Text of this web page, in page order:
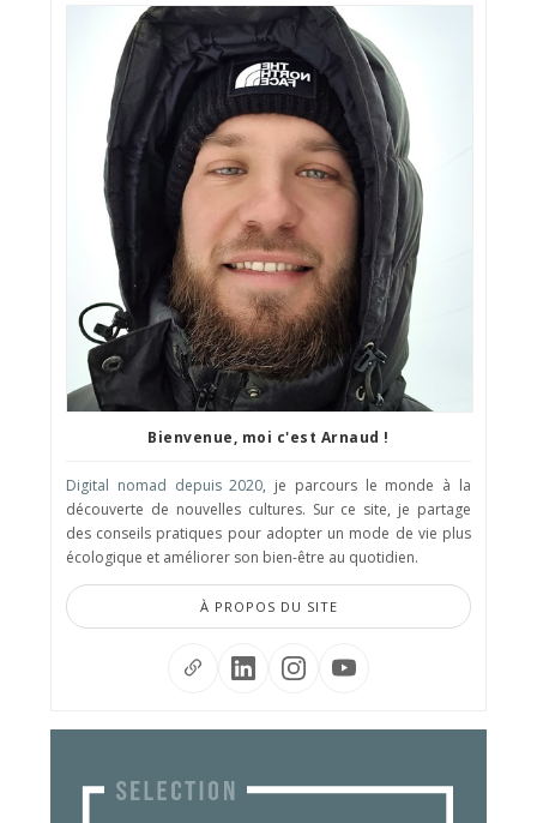
Bienvenue, moi c'est Arnaud !
Digital nomad depuis 2020, je parcours le monde à la
découverte de nouvelles cultures. Sur ce site, je partage
des conseils pratiques pour adopter un mode de vie plus
écologique et améliorer son bien-être au quotidien.
À PROPOS DU SITE